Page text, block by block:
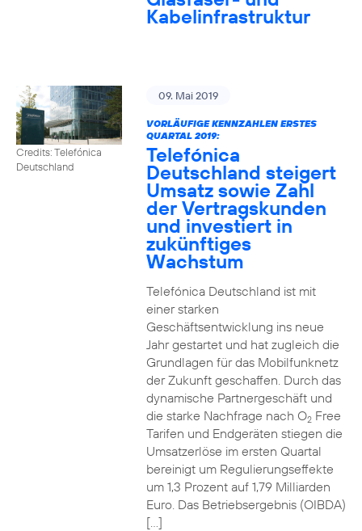
Kabelinfrastruktur
Credits: Telefónica
Deutschland
09. Mai 2019
VORLÄUFIGE KENNZAHLEN ERSTES
QUARTAL 2019:
Telefónica
Deutschland steigert
Umsatz sowie Zahl
der Vertragskunden
und investiert in
zukünftiges
Wachstum
Telefónica Deutschland ist mit
einer starken
Geschäftsentwicklung ins neue
Jahr gestartet und hat zugleich die
Grundlagen für das Mobilfunknetz
der Zukunft geschaffen. Durch das
dynamische Partnergeschäft und
die starke Nachfrage nach O2Free
Tarifen und Endgeräten stiegen die
Umsatzerlöse im ersten Quartal
bereinigt um Regulierungseffekte
um 1,3 Prozent auf 1,79 Milliarden
Euro. Das Betriebsergebnis (OIBDA)
[…]